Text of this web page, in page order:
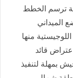
ترسم الخطط
الميداني
منها
قائد
بمهلة لتنفيذ